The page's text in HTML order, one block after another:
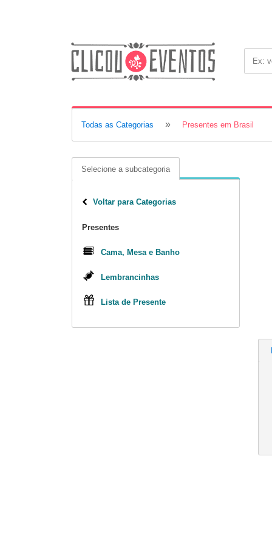
Todas as Categorias » Presentes em Brasil
Selecione a subcategoria
Voltar para Categorias
Presentes
Cama, Mesa e Banho
Lembrancinhas
Lista de Presente